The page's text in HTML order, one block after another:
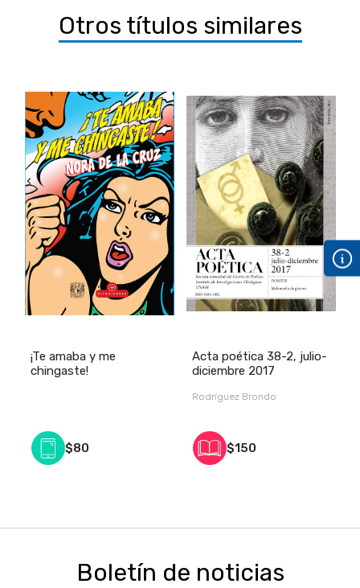
Otros títulos similares
¡Te amaba y me
chingaste!
$80
Acta poética 38-2, julio-
diciembre 2017
Rodríguez Brondo
$150
‹ ›
Boletín de noticias